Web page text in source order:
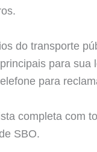
do transporte
para
para
completa com
SBO.